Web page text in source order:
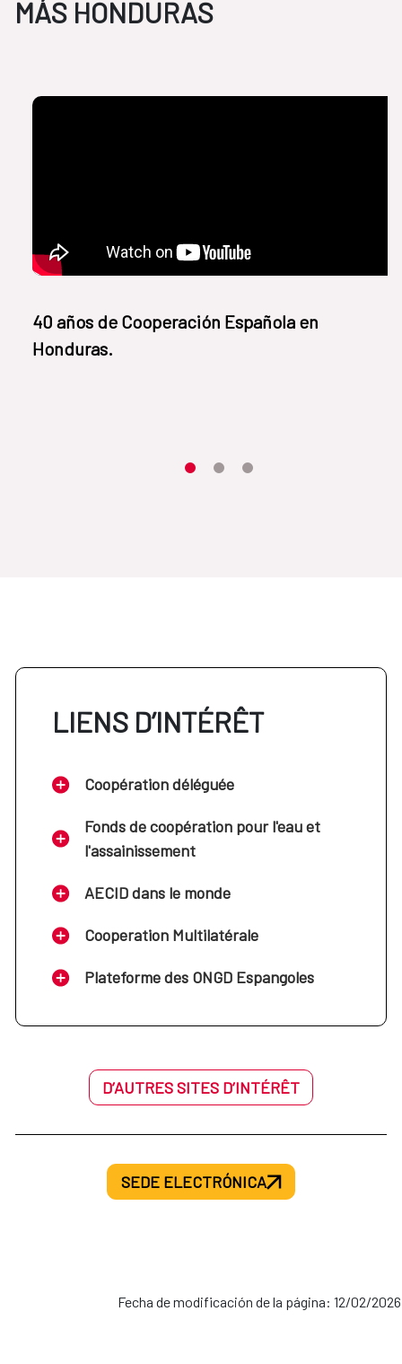
MÁS HONDURAS
​40 años de Cooperación Española en
Honduras.
Item 1Item2Item3
LIENS D’INTÉRÊT
Coopération déléguée
Fonds de coopération pour l'eau et
l'assainissement
AECID dans le monde
Cooperation Multilatérale
Plateforme des ONGD Espangoles
D’AUTRES SITES D’INTÉRÊT
SEDE ELECTRÓNICA
Fecha de modificación de la página: 12/02/2026